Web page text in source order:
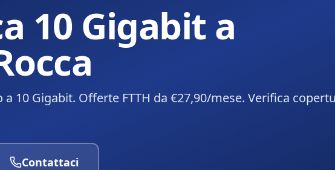
10 Gigabit a
a 10 Gigabit. Offerte FTTH da €27,90/mese. Verifica
Contattaci